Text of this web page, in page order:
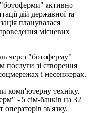
активно
дій державної та
планувалася
місцевих
через "ботоферму"
послуги зі створення
і месенжерах.
комп'ютерну техніку,
- 5 сім-банків на 32
зв'язку.